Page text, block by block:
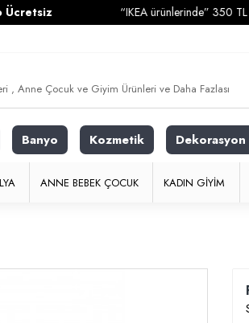
“IKEA ürünlerinde” 350 TL ve
Banyo Kozmetik Dekorasyon
ANNE BEBEK ÇOCUK KADIN GIYIM